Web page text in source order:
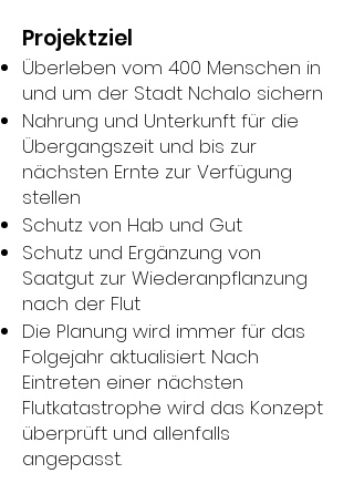
Projektziel
Überleben vom 400 Menschen in
und um der Stadt Nchalo sichern
Nahrung und Unterkunft für die
Übergangszeit und bis zur
nächsten Ernte zur Verfügung
stellen
Schutz von Hab und Gut
Schutz und Ergänzung von
Saatgut zur Wiederanpflanzung
nach der Flut
Die Planung wird immer für das
Folgejahr aktualisiert. Nach
Eintreten einer nächsten
Flutkatastrophe wird das Konzept
überprüft und allenfalls
angepasst.